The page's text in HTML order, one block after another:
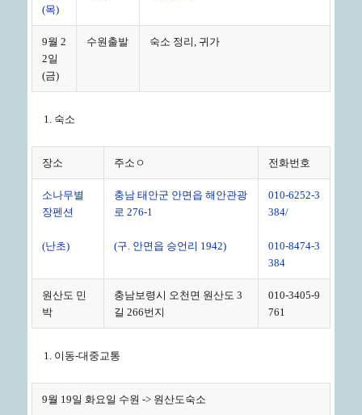
(목)
9월 2
2일
(금)
수원출발 숙소 정리, 귀가
숙소
장소 주소ㅇ 전화번호
소나무별
장펜션
(난초)
충남 태안군 안면읍 해안관광
로 276-1
(구. 안면읍 승언리 1942)
010-6252-3
384/
010-8474-3
384
원산도 민
박
충남보령시 오천면 원산도 3
길 266번지
010-3405-9
761
이동-대중교통
9월 19일 화요일 수원 -> 원산도숙소